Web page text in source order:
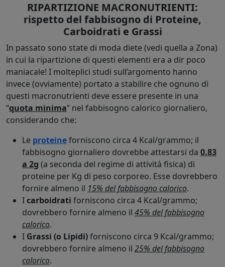
RIPARTIZIONE MACRONUTRIENTI:
rispetto del fabbisogno di Proteine,
Carboidrati e Grassi
In passato sono state di moda diete (vedi quella a Zona)
in cui la ripartizione di questi elementi era a dir poco
maniacale! I molteplici studi sull’argomento hanno
invece (ovviamente) portato a stabilire che ognuno di
questi macronutrienti deve essere presente in una
“quota minima” nel fabbisogno calorico giornaliero,
considerando che:
Le proteineforniscono circa 4 Kcal/grammo; il
fabbisogno giornaliero dovrebbe attestarsi da 0.83
a 2g (a seconda del regime di attività fisica) di
proteine per Kg di peso corporeo. Esse dovrebbero
fornire almeno il 15% del fabbisogno calorico.
Icarboidrati forniscono circa 4 Kcal/grammo;
dovrebbero fornire almeno il 45% del fabbisogno
calorico.
I Grassi (o Lipidi)forniscono circa 9 Kcal/grammo;
dovrebbero fornire almeno il 25% del fabbisogno
calorico.